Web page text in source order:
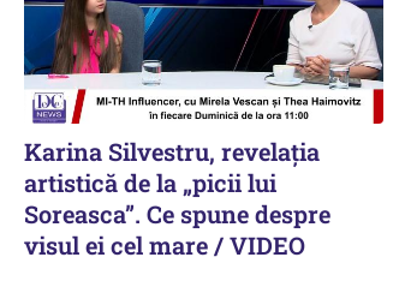
Karina Silvestru, revelația
artistică de la „picii lui
Soreasca”. Ce spune despre
visul ei cel mare / VIDEO